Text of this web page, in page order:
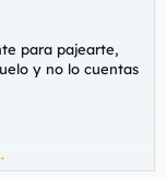
para pajearte,
y no lo cuentas